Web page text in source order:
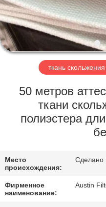
О
НАС
ФАБРИКИ
ПРОВЕРКА
КАЧЕСТВА
МЫ
СПРОСИТЕ
ткань
50 метров
ткани
полиэстера
Место
происхождения:
Сделано
Фирменное
наименование:
Austin